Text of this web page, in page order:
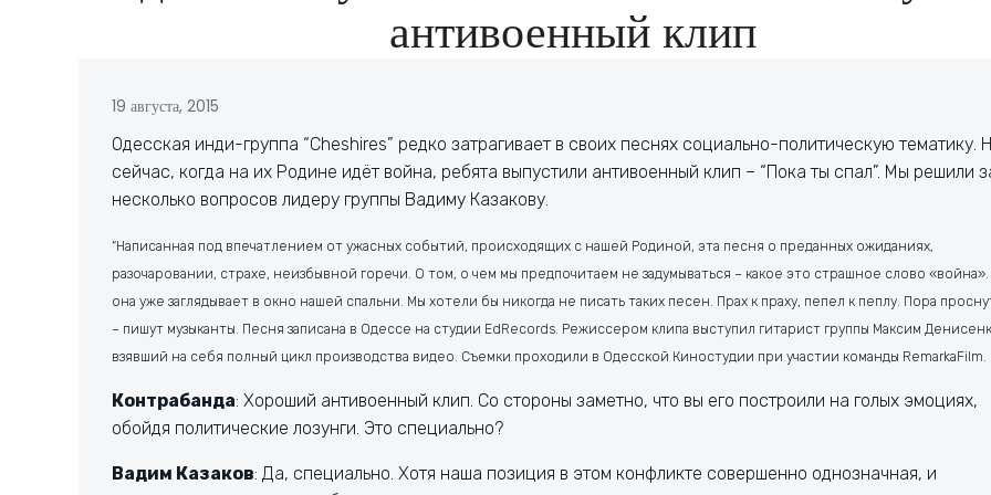
антивоенный клип
19 августа, 2015
Одесская инди-группа “Cheshires” редко затрагивает в своих песнях социально-политическую тематику.
сейчас, когда на их Родине идёт война, ребята выпустили антивоенный клип – “Пока ты спал”. Мы решили
несколько вопросов лидеру группы Вадиму Казакову.
“Написанная под впечатлением от ужасных событий, происходящих с нашей Родиной, эта песня о преданных ожиданиях,
разочаровании, страхе, неизбывной горечи. О том, о чем мы предпочитаем не задумываться – какое это страшное слово
она уже заглядывает в окно нашей спальни. Мы хотели бы никогда не писать таких песен. Прах к праху, пепел к пеплу. Пора
– пишут музыканты. Песня записана в Одессе на студии EdRecords. Режиссером клипа выступил гитарист группы Максим
взявший на себя полный цикл производства видео. Съемки проходили в Одесской Киностудии при участии команды RemarkaFilm.
Контрабанда: Хороший антивоенный клип. Со стороны заметно, что вы его построили на голых эмоциях,
обойдя политические лозунги. Это специально?
Вадим Казаков: Да, специально. Хотя наша позиция в этом конфликте совершенно однозначная, и